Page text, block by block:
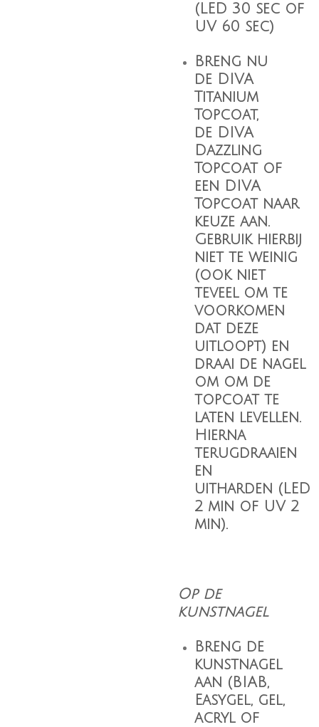
(LED 30 sec of
UV 60 sec)
Breng nu
de DIVA
Titanium
Topcoat,
de DIVA
Dazzling
Topcoatof
een DIVA
Topcoatnaar
keuze aan.
Gebruik hierbij
niet te weinig
(ook niet
teveel om te
voorkomen
dat deze
uitloopt) en
draai de nagel
om om de
topcoat te
laten levellen.
Hierna
terugdraaien
en
uitharden (LED
2 min of UV 2
min).
Op de
kunstnagel
Breng de
kunstnagel
aan (BIAB,
Easygel, gel,
acryl of